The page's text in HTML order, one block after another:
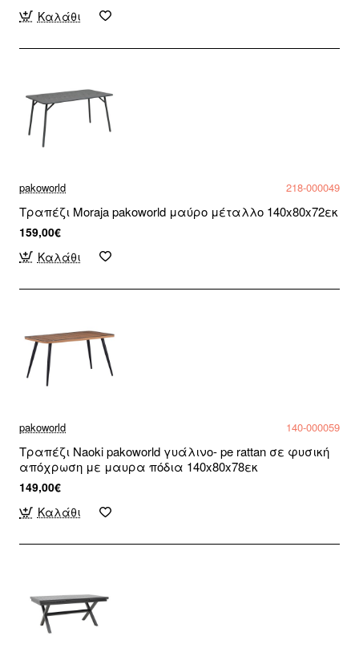
Καλάθι
pakoworld 218-000049
Τραπέζι Moraja pakoworld μαύρο μέταλλο 140x80x72εκ
159,00€
Καλάθι
pakoworld 140-000059
Τραπέζι Naoki pakoworld γυάλινο- pe rattan σε φυσική
απόχρωση με μαυρα πόδια 140x80x78εκ
149,00€
Καλάθι